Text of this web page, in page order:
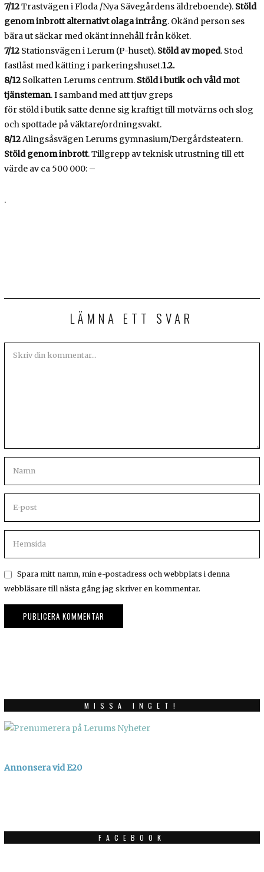
7/12Trastvägen i Floda /Nya Sävegårdens äldreboende). Stöld
genom inbrott alternativt olagaintrång. Okänd person ses
bära ut säckar med okänt innehåll från köket.
7/12Stationsvägen i Lerum (P-huset). Stöld av moped. Stod
fastlåst med kätting i parkeringshuset.1.2.
8/12Solkatten Lerums centrum. Stöld i butik och våld mot
tjänsteman. I samband med att tjuv greps
för stöld i butik satte denne sig kraftigt till motvärns och slog
och spottade på väktare/ordningsvakt.
8/12Alingsåsvägen Lerums gymnasium/Dergårdsteatern.
Stöld genom inbrott. Tillgrepp av teknisk utrustning till ett
värde av ca 500 000: –
.
LÄMNA ETT SVAR
Spara mitt namn, min e-postadress och webbplats i denna
webbläsare till nästa gång jag skriver en kommentar.
MISSA INGET!
Annonsera vid E20
FACEBOOK